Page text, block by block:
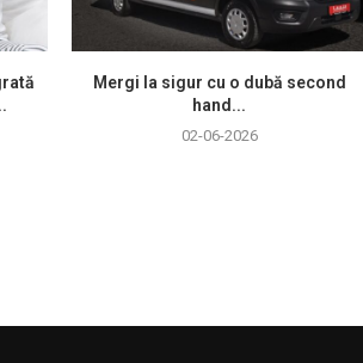
Mergi la sigur cu o dubă second
hand...
02-06-2026